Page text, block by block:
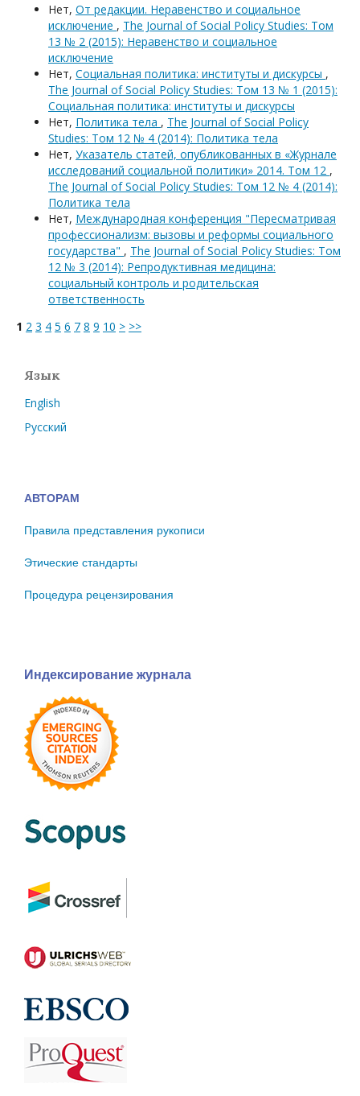
Нет, От редакции. Неравенство и социальное
исключение , The Journal of Social Policy Studies: Том
13 № 2 (2015): Неравенство и социальное
исключение
Нет, Социальная политика: институты и дискурсы ,
The Journal of Social Policy Studies: Том 13 № 1 (2015):
Социальная политика: институты и дискурсы
Нет, Политика тела , The Journal of Social Policy
Studies: Том 12 № 4 (2014): Политика тела
Нет, Указатель статей, опубликованных в «Журнале
исследований социальной политики» 2014. Том 12 ,
The Journal of Social Policy Studies: Том 12 № 4 (2014):
Политика тела
Нет, Международная конференция "Пересматривая
профессионализм: вызовы и реформы социального
государства" , The Journal of Social Policy Studies: Том
12 № 3 (2014): Репродуктивная медицина:
социальный контроль и родительская
ответственность
1 2 3 4 5 6 7 8 9 10 > >>
Язык
English
Русский
АВТОРАМ
Правила представления рукописи
Этические стандарты
Процедура рецензирования
Индексирование журнала